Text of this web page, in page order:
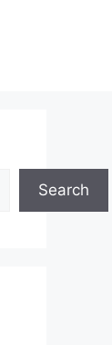
Search